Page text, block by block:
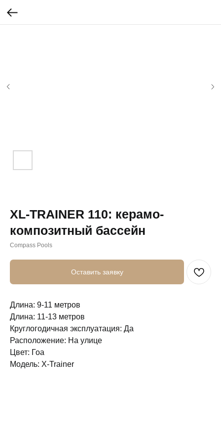
XL-TRAINER 110: керамо-
композитный бассейн
Compass Pools
Оставить заявку
Длина: 9-11 метров
Длина: 11-13 метров
Круглогодичная эксплуатация: Да
Расположение: На улице
Цвет: Гоа
Модель: X-Trainer